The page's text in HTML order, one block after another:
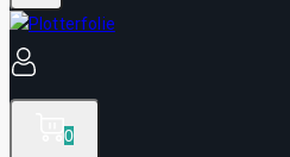
0